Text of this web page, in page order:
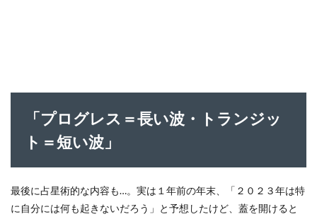
「プログレス＝長い波・トランジッ
ト＝短い波」
最後に占星術的な内容も…。実は１年前の年末、「２０２３年は特
に自分には何も起きないだろう」と予想したけど、蓋を開けると